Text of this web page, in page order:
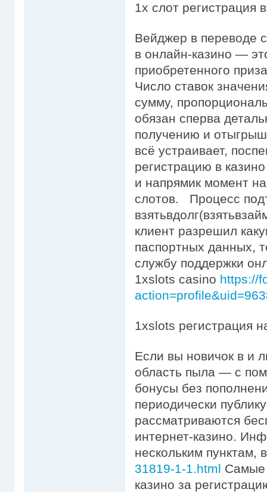
1х слот регистрация
Вейджер в переводе
в онлайн-казино —
приобретенного
Число ставок
сумму,
обязан сперва
получению и
всё устраивает,
регистрацию в
и напрямик момент
слотов. Процесс
клиент разрешил
паспортных данных,
службу поддержки
1xslots casino https://
1xslots регистрация
Если вы новичок в и
область пыла — с
бонусы без
периодически
рассматриваются
интернет-казино.
нескольким пунктам,
31819-1-1.html Самые
казино за